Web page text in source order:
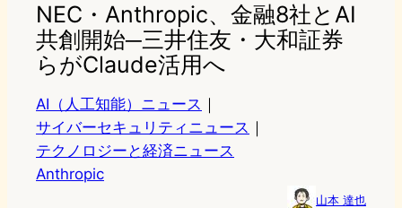
NEC・Anthropic、金融8社とAI
共創開始─三井住友・大和証券
らがClaude活用へ
AI（人工知能）ニュース ｜
サイバーセキュリティニュース ｜
テクノロジーと経済ニュース
Anthropic
山本 達也